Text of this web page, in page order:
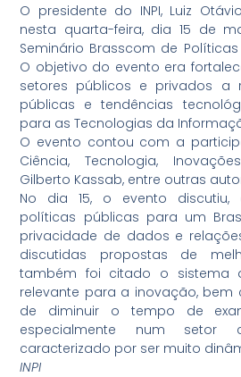
O presidente do INPI, Luiz
nesta quarta-feira, dia 15 de
Seminário Brasscom de
O objetivo do evento era
setores públicos e privados a
públicas e tendências
para as Tecnologias da
O evento contou com a
Ciência, Tecnologia,
Gilberto Kassab, entre outras
No dia 15, o evento discutiu,
políticas públicas para um
privacidade de dados e
discutidas propostas de
também foi citado o sistema
relevante para a inovação,
de diminuir o tempo de
especialmente num
caracterizado por ser muito
INPI